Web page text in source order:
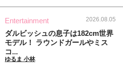
Entertainment 2026.08.05
ダルビッシュの息子は182cm世界
モデル！ ラウンドガールやミス
コ...
ゆるま 小林